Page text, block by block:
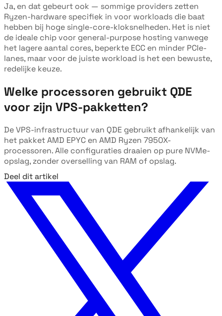
Ja, en dat gebeurt ook — sommige providers zetten
Ryzen-hardware specifiek in voor workloads die baat
hebben bij hoge single-core-kloksnelheden. Het is niet
de ideale chip voor general-purpose hosting vanwege
het lagere aantal cores, beperkte ECC en minder PCIe-
lanes, maar voor de juiste workload is het een bewuste,
redelijke keuze.
Welke processoren gebruikt QDE
voor zijn VPS-pakketten?
De VPS-infrastructuur van QDE gebruikt afhankelijk van
het pakket AMD EPYC en AMD Ryzen 7950X-
processoren. Alle configuraties draaien op pure NVMe-
opslag, zonder overselling van RAM of opslag.
Deel dit artikel